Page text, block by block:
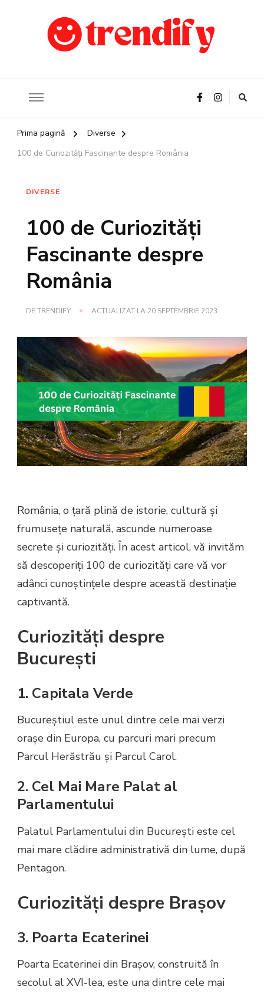
Prima pagină
Diverse
100 de Curiozități Fascinante despre România
DIVERSE
100 de Curiozități
Fascinante despre
România
DETRENDIFY ACTUALIZAT LA 20 SEPTEMBRIE 2023
România, o țară plină de istorie, cultură și
frumusețe naturală, ascunde numeroase
secrete și curiozități. În acest articol, vă invităm
să descoperiți 100 de curiozități care vă vor
adânci cunoștințele despre această destinație
captivantă.
Curiozități despre
București
1. Capitala Verde
Bucureștiul este unul dintre cele mai verzi
orașe din Europa, cu parcuri mari precum
Parcul Herăstrău și Parcul Carol.
2. Cel Mai Mare Palat al
Parlamentului
Palatul Parlamentului din București este cel
mai mare clădire administrativă din lume, după
Pentagon.
Curiozități despre Brașov
3. Poarta Ecaterinei
Poarta Ecaterinei din Brașov, construită în
secolul al XVI-lea, este una dintre cele mai